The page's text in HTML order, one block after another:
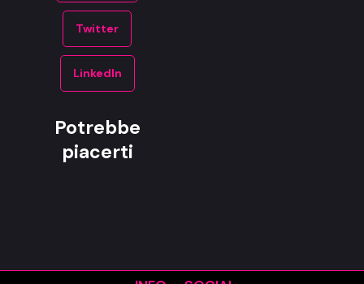
Twitter
LinkedIn
Potrebbe
piacerti